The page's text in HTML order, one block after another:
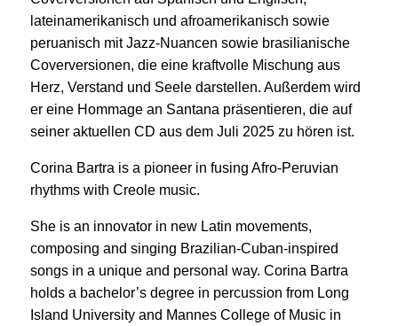
lateinamerikanisch und afroamerikanisch sowie
peruanisch mit Jazz-Nuancen sowie brasilianische
Coverversionen, die eine kraftvolle Mischung aus
Herz, Verstand und Seele darstellen. Außerdem wird
er eine Hommage an Santana präsentieren, die auf
seiner aktuellen CD aus dem Juli 2025 zu hören ist.
Corina Bartra is a pioneer in fusing Afro-Peruvian
rhythms with Creole music.
She is an innovator in new Latin movements,
composing and singing Brazilian-Cuban-inspired
songs in a unique and personal way. Corina Bartra
holds a bachelor’s degree in percussion from Long
Island University and Mannes College of Music in